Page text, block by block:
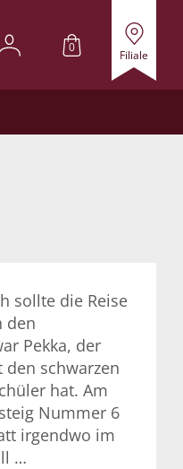
0
Filiale
sollte die Reise
den
Pekka, der
schwarzen
hat. Am
Nummer 6
irgendwo im
…